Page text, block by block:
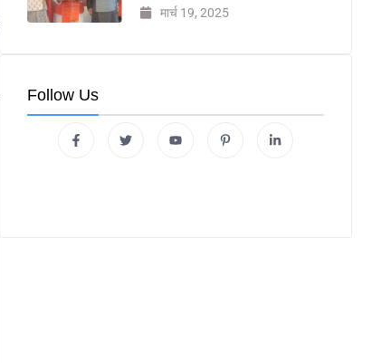
मार्च 19, 2025
Follow Us